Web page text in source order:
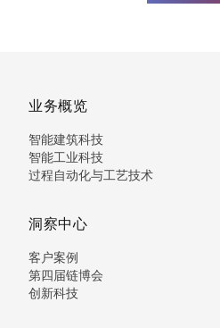
业务概览
智能建筑科技
智能工业科技
过程自动化与工艺技术
洞察中心
客户案例
第四届链博会
创新科技